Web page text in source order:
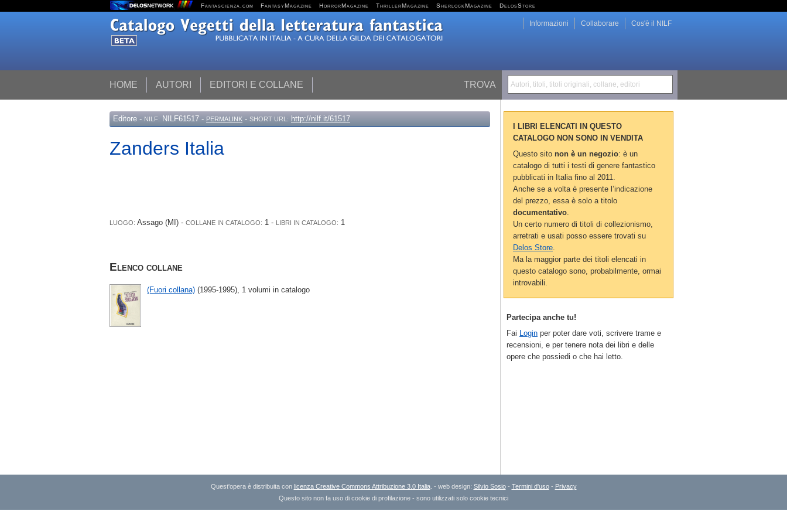
Fantascienza.com FantasyMagazine HorrorMagazine ThrillerMagazine SherlockMagazine DelosStore
TROVA Autori, titoli, titoli originali, collane, editori
HOME AUTORI EDITORI E COLLANE
Cos'è il NILF
Collaborare
Informazioni
Editore - NILF: NILF61517 - PERMALINK - SHORT URL: http://nilf.it/61517
Zanders Italia
LUOGO: Assago (MI) - COLLANE IN CATALOGO: 1 - LIBRI IN CATALOGO: 1
Elenco collane
(Fuori collana) (1995-1995), 1 volumi in catalogo
I LIBRI ELENCATI IN QUESTO
CATALOGO NON SONO IN VENDITA
Questo sito non è un negozio: è un
catalogo di tutti i testi di genere fantastico
pubblicati in Italia fino al 2011.
Anche se a volta è presente l’indicazione
del prezzo, essa è solo a titolo
documentativo
Un certo numero di titoli di collezionismo,
arretrati e usati posso essere trovati su
Delos Store
Ma la maggior parte dei titoli elencati in
questo catalogo sono, probabilmente, ormai
introvabili.
Partecipa anche tu!
Fai Login per poter dare voti, scrivere trame e
recensioni, e per tenere nota dei libri e delle
opere che possiedi o che hai letto.
Quest'opera è distribuita con licenza Creative Commons Attribuzione 3.0 Italia. - web design: Silvio Sosio- Termini d'uso- Privacy
Questo sito non fa uso di cookie di profilazione - sono utilizzati solo cookie tecnici